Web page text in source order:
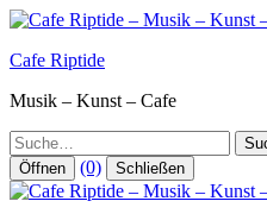
Zum
springen
Cafe Riptide
Musik – Kunst – Cafe
Suche
Öffnen (0) Schließen